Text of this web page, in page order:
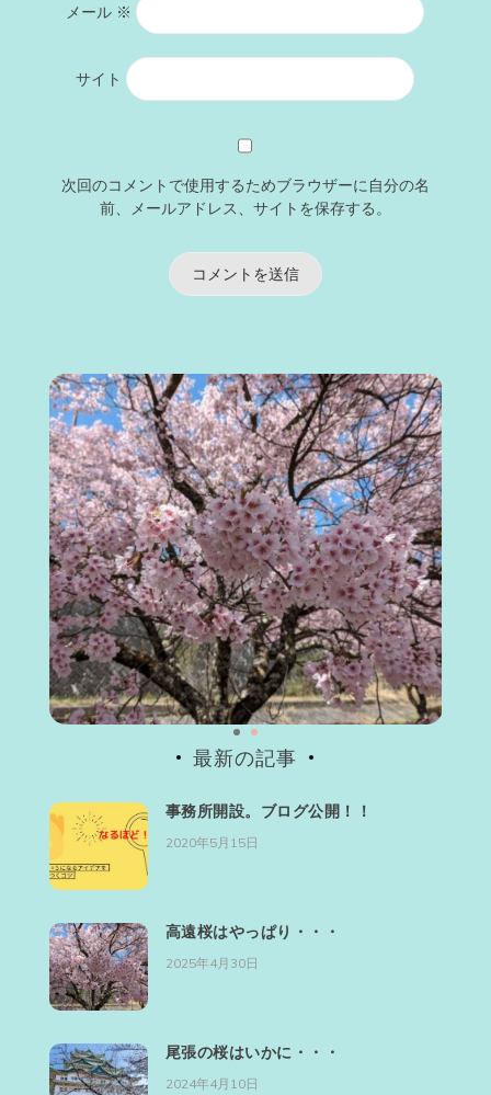
メール ※
サイト
次回のコメントで使用するためブラウザーに自分の名
前、メールアドレス、サイトを保存する。
最新の記事
事務所開設。ブログ公開！！
2020年5月15日
高遠桜はやっぱり・・・
2025年4月30日
尾張の桜はいかに・・・
2024年4月10日